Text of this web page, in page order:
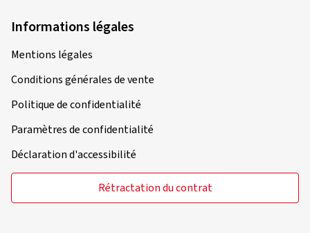
Informations légales
Mentions légales
Conditions générales de vente
Politique de confidentialité
Paramètres de confidentialité
Déclaration d'accessibilité
Rétractation du contrat